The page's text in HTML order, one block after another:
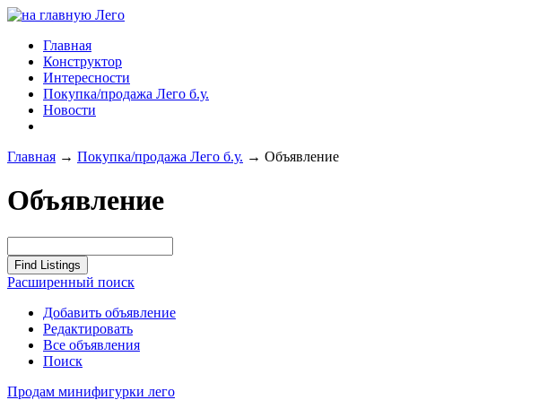
Главная
Конструктор
Интересности
Покупка/продажа Лего б.у.
Новости
Главная → Покупка/продажа Лего б.у. → Объявление
Объявление
Расширенный поиск
Добавить объявление
Редактировать
Все объявления
Поиск
Продам минифигурки лего